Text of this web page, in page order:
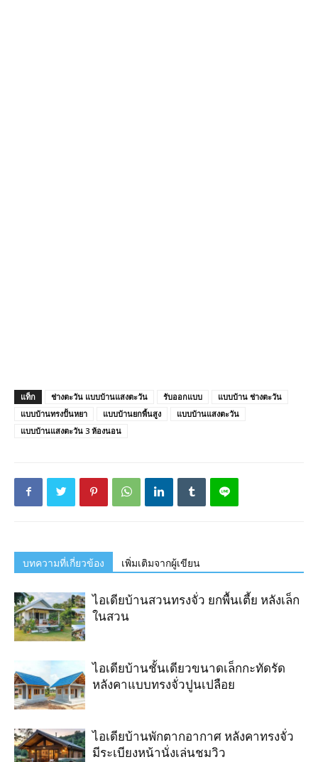
แท็ก ช่างตะวัน แบบบ้านแสงตะวัน รับออกแบบ
แบบบ้าน ช่างตะวัน
แบบบ้านทรงปั้นหยา
แบบบ้านยกพื้นสูง
แบบบ้านแสงตะวัน
แบบบ้านแสงตะวัน 3 ห้องนอน
บทความที่เกี่ยวข้อง เพิ่มเติมจากผู้เขียน
ไอเดียบ้านสวนทรงจั่ว ยกพื้นเตี้ย หลังเล็ก
ในสวน
ไอเดียบ้านชั้นเดียวขนาดเล็กกะทัดรัด
หลังคาแบบทรงจั่วปูนเปลือย
ไอเดียบ้านพักตากอากาศ หลังคาทรงจั่ว
มีระเบียงหน้านั่งเล่นชมวิว